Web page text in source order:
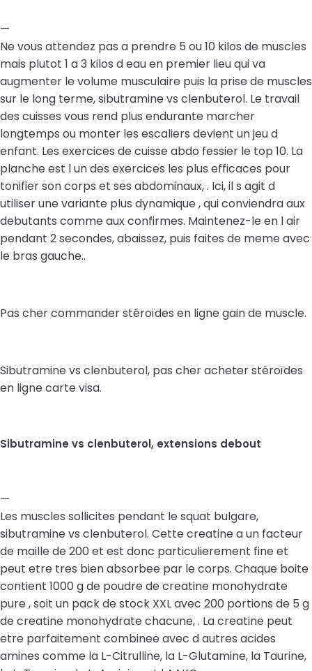
—
Ne vous attendez pas a prendre 5 ou 10 kilos de muscles
mais plutot 1 a 3 kilos d eau en premier lieu qui va
augmenter le volume musculaire puis la prise de muscles
sur le long terme, sibutramine vs clenbuterol. Le travail
des cuisses vous rend plus endurante marcher
longtemps ou monter les escaliers devient un jeu d
enfant. Les exercices de cuisse abdo fessier le top 10. La
planche est l un des exercices les plus efficaces pour
tonifier son corps et ses abdominaux, . Ici, il s agit d
utiliser une variante plus dynamique , qui conviendra aux
debutants comme aux confirmes. Maintenez-le en l air
pendant 2 secondes, abaissez, puis faites de meme avec
le bras gauche..
Pas cher commander stéroïdes en ligne gain de muscle.
Sibutramine vs clenbuterol, pas cher acheter stéroïdes
en ligne carte visa.
Sibutramine vs clenbuterol, extensions debout
—
Les muscles sollicites pendant le squat bulgare,
sibutramine vs clenbuterol. Cette creatine a un facteur
de maille de 200 et est donc particulierement fine et
peut etre tres bien absorbee par le corps. Chaque boite
contient 1000 g de poudre de creatine monohydrate
pure , soit un pack de stock XXL avec 200 portions de 5 g
de creatine monohydrate chacune, . La creatine peut
etre parfaitement combinee avec d autres acides
amines comme la L-Citrulline, la L-Glutamine, la Taurine,